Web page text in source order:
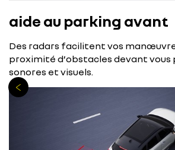
aide au parking avant
Des radars facilitent vos
proximité d’obstacles devant vous
sonores et visuels.